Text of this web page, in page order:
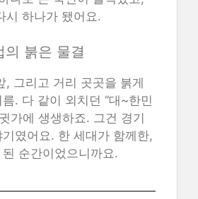
시 하나가 됐어요.
붉은 물결
, 그리고 거리 곳곳을 붉게
. 다 같이 외치던 “대~한민
가에 생생하죠. 그건 경기
였어요. 한 세대가 함께한,
순간이었으니까요.